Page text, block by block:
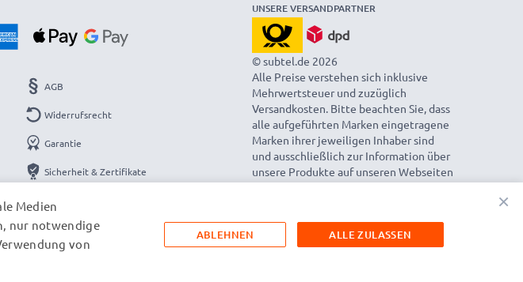
AGB
Widerrufsrecht
Garantie
Sicherheit & Zertifikate
Impressum
UNSERE VERSANDPARTNER
© subtel.de 2026
Alle Preise verstehen sich inklusive
Mehrwertsteuer und zuzüglich
Versandkosten. Bitte beachten Sie, dass
alle aufgeführten Marken eingetragene
Marken ihrer jeweiligen Inhaber sind
und ausschließlich zur Information über
unsere Produkte auf unseren Webseiten
genannt werden.
×
Medien
nur notwendige
von
ALLE ZULASSEN
ABLEHNEN